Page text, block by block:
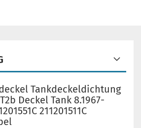
Tankdeckeldichtung
Deckel Tank 8.1967-
211201511C